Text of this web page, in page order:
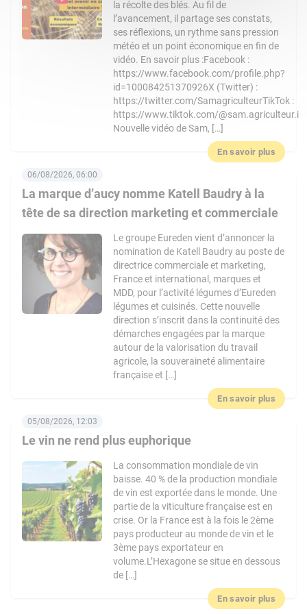
la récolte des blés. Au fil de
l’avancement, il partage ses constats,
ses réflexions, un rythme sans pression
météo et un point économique en fin de
vidéo. En savoir plus :Facebook :
https://www.facebook.com/profile.php?
id=100084251370926X (Twitter) :
https://twitter.com/SamagriculteurTikTok :
https://www.tiktok.com/@sam.agriculteur.i
Nouvelle vidéo de Sam, […]
En savoir plus
La marque d’aucy nomme Katell Baudry à la
tête de sa direction marketing et commerciale
06/08/2026, 06:00
Le groupe Eureden vient d’annoncer la
nomination de Katell Baudry au poste de
directrice commerciale et marketing,
France et international, marques et
MDD, pour l’activité légumes d’Eureden
légumes et cuisinés. Cette nouvelle
direction s’inscrit dans la continuité des
démarches engagées par la marque
autour de la valorisation du travail
agricole, la souveraineté alimentaire
française et […]
En savoir plus
Le vin ne rend plus euphorique
05/08/2026, 12:03
La consommation mondiale de vin
baisse. 40 % de la production mondiale
de vin est exportée dans le monde. Une
partie de la viticulture française est en
crise. Or la France est à la fois le 2ème
pays producteur au monde de vin et le
3ème pays exportateur en
volume.L’Hexagone se situe en dessous
de […]
En savoir plus